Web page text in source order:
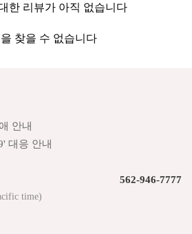
한 리뷰가 아직 없습니다
찾을 수 없습니다
안내
대응 안내
562-946-7777
time)